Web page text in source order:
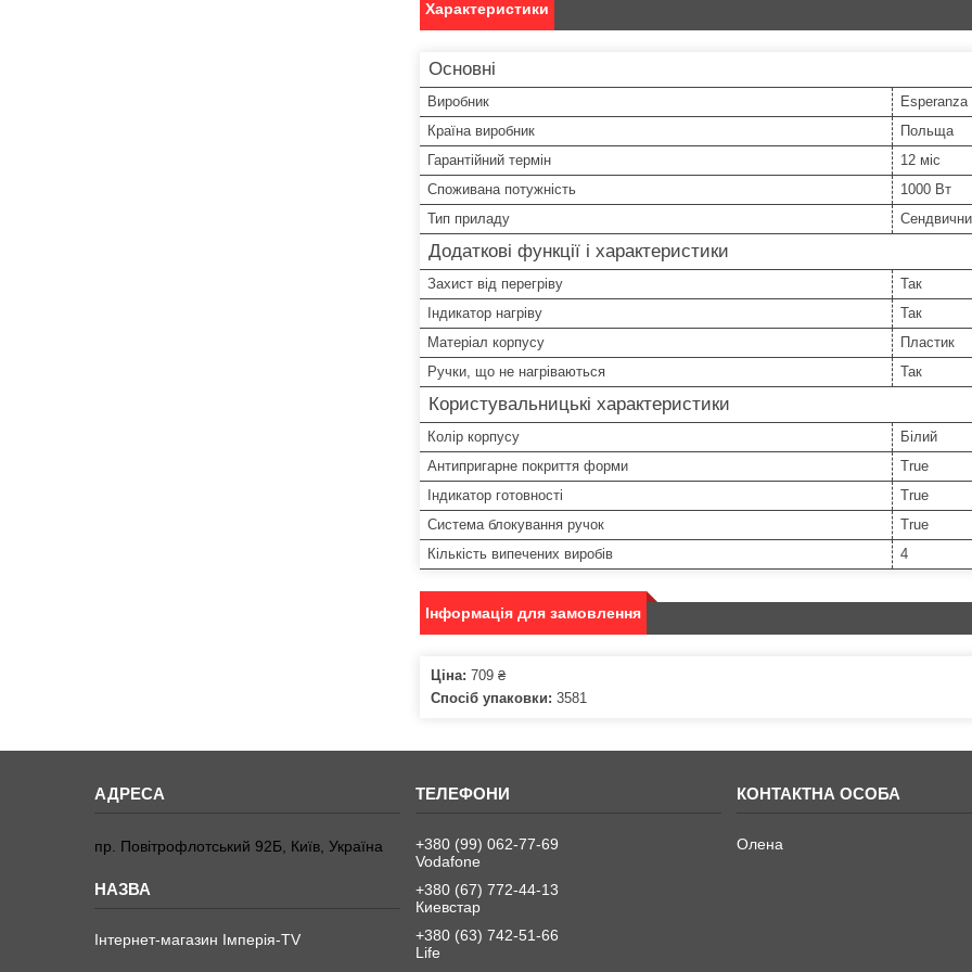
Характеристики
Основні
Виробник
Esperanza
Країна виробник
Польща
Гарантійний термін
12 міс
Споживана потужність
1000 Вт
Тип приладу
Додаткові функції і характеристики
Захист від перегріву
Так
Індикатор нагріву
Так
Матеріал корпусу
Пластик
Ручки, що не нагріваються
Так
Користувальницькі характеристики
Колір корпусу
Білий
Антипригарне покриття форми
True
Індикатор готовності
True
Система блокування ручок
True
Кількість випечених виробів
4
Інформація для замовлення
Ціна: 709 ₴
Спосіб упаковки: 3581
пр. Повітрофлотський 92Б, Київ, Україна
Інтернет-магазин Імперія-TV
+380 (99) 062-77-69
Vodafone
+380 (67) 772-44-13
Киевстар
+380 (63) 742-51-66
Life
Олена